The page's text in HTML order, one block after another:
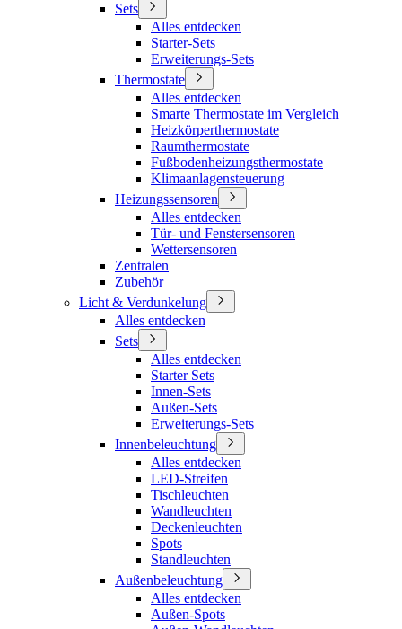
Sets
Alles entdecken
Starter-Sets
Erweiterungs-Sets
Thermostate
Alles entdecken
Smarte Thermostate im Vergleich
Heizkörperthermostate
Raumthermostate
Fußbodenheizungsthermostate
Klimaanlagensteuerung
Heizungssensoren
Alles entdecken
Tür- und Fenstersensoren
Wettersensoren
Zentralen
Zubehör
Licht & Verdunkelung
Alles entdecken
Sets
Alles entdecken
Starter Sets
Innen-Sets
Außen-Sets
Erweiterungs-Sets
Innenbeleuchtung
Alles entdecken
LED-Streifen
Tischleuchten
Wandleuchten
Deckenleuchten
Spots
Standleuchten
Außenbeleuchtung
Alles entdecken
Außen-Spots